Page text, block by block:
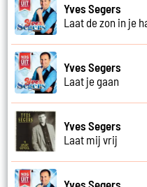
Yves Segers
Laat de zon in je
Yves Segers
Laat je gaan
Yves Segers
Laat mij vrij
Yves Segers